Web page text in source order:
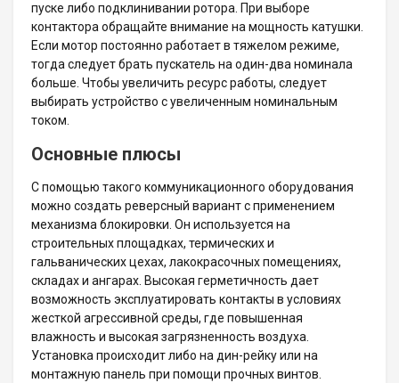
пуске либо подклинивании ротора. При выборе
контактора обращайте внимание на мощность катушки.
Если мотор постоянно работает в тяжелом режиме,
тогда следует брать пускатель на один-два номинала
больше. Чтобы увеличить ресурс работы, следует
выбирать устройство с увеличенным номинальным
током.
Основные плюсы
С помощью такого коммуникационного оборудования
можно создать реверсный вариант с применением
механизма блокировки. Он используется на
строительных площадках, термических и
гальванических цехах, лакокрасочных помещениях,
складах и ангарах. Высокая герметичность дает
возможность эксплуатировать контакты в условиях
жесткой агрессивной среды, где повышенная
влажность и высокая загрязненность воздуха.
Установка происходит либо на дин-рейку или на
монтажную панель при помощи прочных винтов.